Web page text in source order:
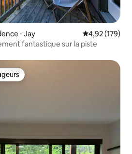
⋅ Jay Évaluation
4,92 (179)
fantastique sur la piste
les plus appréciés